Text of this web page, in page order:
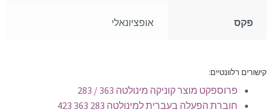
פקס אופציונאלי
קישורים רלוונטיים:
פרוספקט מוצר קוניקה מינולטה 363 / 283
חוברת הפעלה בעברית למינולטה 283 363 423